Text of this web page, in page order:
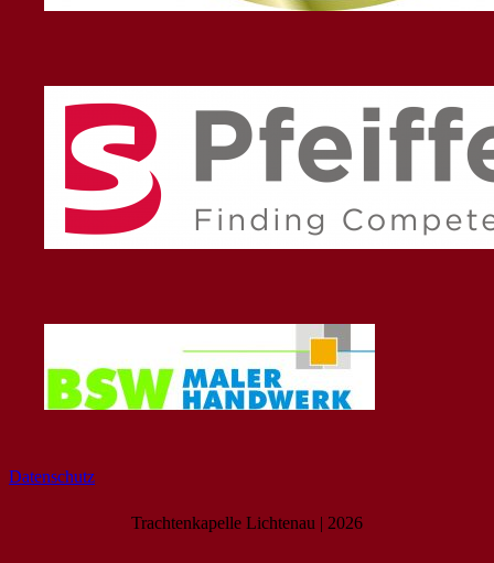
Datenschutz
Trachtenkapelle Lichtenau | 2026